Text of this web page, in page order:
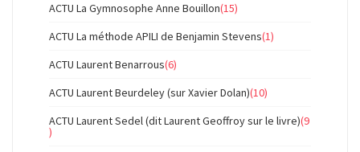
ACTU La Gymnosophe Anne Bouillon(15)
ACTU La méthode APILI de Benjamin Stevens(1)
ACTU Laurent Benarrous(6)
ACTU Laurent Beurdeley (sur Xavier Dolan)(10)
ACTU Laurent Sedel (dit Laurent Geoffroy sur le livre)(9
)